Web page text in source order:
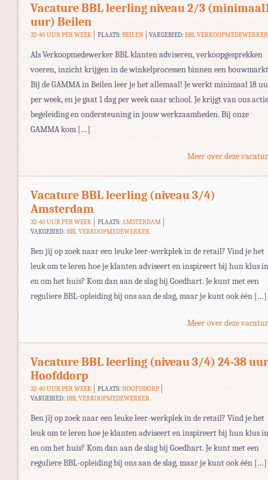
Vacature BBL leerling niveau 2/3
uur) Beilen
32-40 UUR PER WEEK PLAATS: BEILEN VAKGEBIED:BBL VERKOOPMEDEWERKER
Als Verkoopmedewerker BBL klanten adviseren, verkoopgesprekken
voeren, inzicht krijgen in de winkelprocessen binnen een
Bij de GAMMA in Beilen leer je het allemaal! Je werkt minimaal 18
per week, en je gaat 1 dag per week naar school. Je krijgt van ons
begeleiding en ondersteuning in jouw werkzaamheden. Bij onze
GAMMA kom […]
Meer over deze
Vacature BBL leerling (niveau 3/4)
Amsterdam
32-40 UUR PER WEEK PLAATS: AMSTERDAM
VAKGEBIED: BBL VERKOOPMEDEWERKER
Ben jij op zoek naar een leuke leer-werkplek in de retail? Vind je het
leuk om te leren hoe je klanten adviseert en inspireert bij hun klus in
en om het huis? Kom dan aan de slag bij Goedhart. Je kunt met een
reguliere BBL-opleiding bij ons aan de slag, maar je kunt ook één […]
Meer over deze
Vacature BBL leerling (niveau 3/4) 24-38 uur
Hoofddorp
32-40 UUR PER WEEK PLAATS: HOOFDDORP
VAKGEBIED: BBL VERKOOPMEDEWERKER
Ben jij op zoek naar een leuke leer-werkplek in de retail? Vind je het
leuk om te leren hoe je klanten adviseert en inspireert bij hun klus in
en om het huis? Kom dan aan de slag bij Goedhart. Je kunt met een
reguliere BBL-opleiding bij ons aan de slag, maar je kunt ook één […]